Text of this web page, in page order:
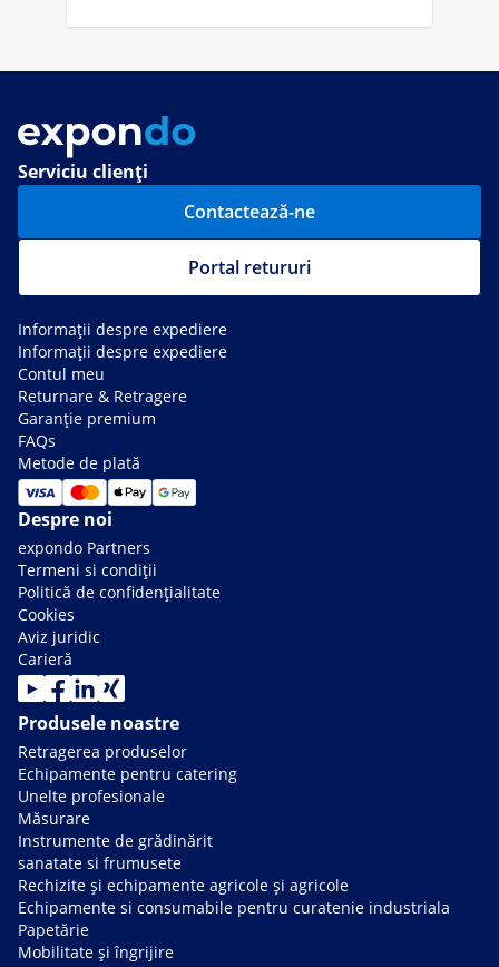
Serviciu clienți
Contactează-ne
Portal retururi
Informații despre expediere
Informații despre expediere
Contul meu
Returnare & Retragere
Garanție premium
FAQs
Metode de plată
Despre noi
expondo Partners
Termeni si condiții
Politică de confidențialitate
Cookies
Aviz juridic
Carieră
Produsele noastre
Retragerea produselor
Echipamente pentru catering
Unelte profesionale
Măsurare
Instrumente de grădinărit
sanatate si frumusete
Rechizite și echipamente agricole și agricole
Echipamente si consumabile pentru curatenie industriala
Papetărie
Mobilitate și îngrijire